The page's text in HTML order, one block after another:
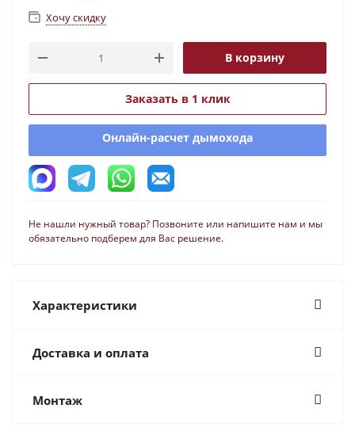
Хочу скидку
В корзину
Заказать в 1 клик
Онлайн-расчет дымохода
Не нашли нужный товар? Позвоните или напишите нам и мы
обязательно подберем для Вас решение.
Характеристики
Доставка и оплата
Монтаж